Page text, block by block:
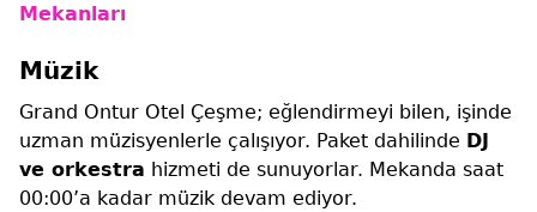
Mekanları
Müzik
Grand Ontur Otel Çeşme; eğlendirmeyi bilen, işinde
uzman müzisyenlerle çalışıyor. Paket dahilinde DJ
ve orkestra hizmeti de sunuyorlar. Mekanda saat
00:00’a kadar müzik devam ediyor.